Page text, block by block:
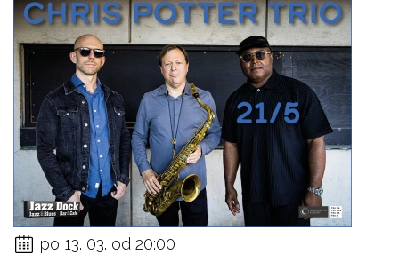
po 13. 03. od 20:00